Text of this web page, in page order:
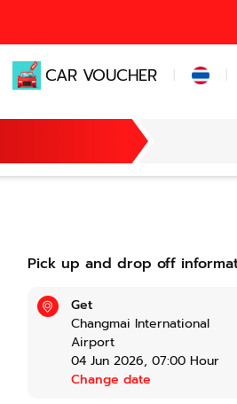
CAR VOUCHER | |
Pick up and drop off
Get
Changmai International
Airport
04 Jun 2026, 07:00Hour
Change date